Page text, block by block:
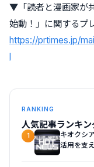
▼「読者と漫画家が
始動！」に関するプ
https://prtimes.jp/
l
RANKING
人気記事ランキン
1
キオクシ
活用を支